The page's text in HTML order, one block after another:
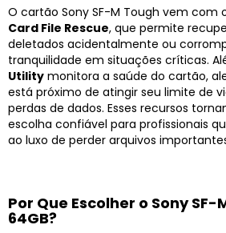
O cartão Sony SF-M Tough vem com
Card File Rescue, que permite
deletados acidentalmente ou
tranquilidade em situações críticas.
Utility monitora a saúde do cartão,
está próximo de atingir seu limite de
perdas de dados. Esses recursos
escolha confiável para profissionais
ao luxo de perder arquivos
Por Que Escolher o Sony SF-
64GB?